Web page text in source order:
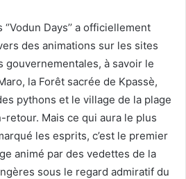
Days’’ a officiellement
des animations sur les sites
gouvernementales, à savoir le
la Forêt sacrée de Kpassè,
pythons et le village de la plage
Mais ce qui aura le plus
les esprits, c’est le premier
animé par des vedettes de la
sous le regard admiratif du